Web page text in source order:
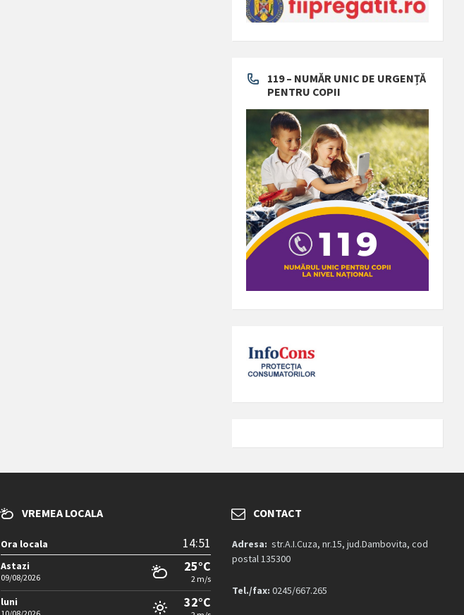
119 – NUMĂR UNIC DE URGENȚĂ
PENTRU COPII
VREMEA LOCALA
Ora locala 14:51
Astazi
09/08/2026
25°C
2 m/s
luni 32°C
CONTACT
Adresa: str.A.I.Cuza, nr.15, jud.Dambovita, cod
postal 135300
Tel./fax: 0245/667.265